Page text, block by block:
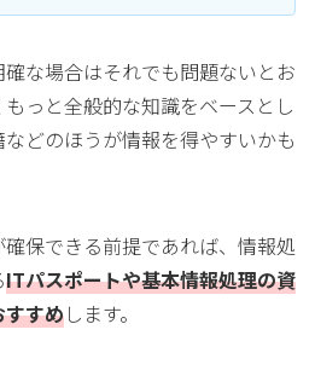
な場合はそれでも問題ないとお
っと全般的な知識をベースとし
どのほうが情報を得やすいかも
保できる前提であれば、情報処
ITパスポートや基本情報処理の資
すすめします。